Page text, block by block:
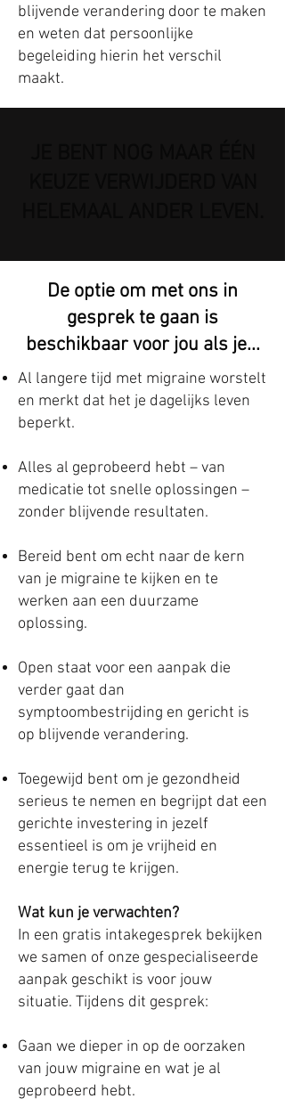
blijvende verandering door te maken
en weten dat persoonlijke
begeleiding hierin het verschil
maakt.
De optie om met ons in
gesprek te gaan is
beschikbaar voor jou als je...
Al langere tijd met migraine worstelt
en merkt dat het je dagelijks leven
beperkt.
Alles al geprobeerd hebt – van
medicatie tot snelle oplossingen –
zonder blijvende resultaten.
Bereid bent om echt naar de kern
van je migraine te kijken en te
werken aan een duurzame
oplossing.
Open staat voor een aanpak die
verder gaat dan
symptoombestrijding en gericht is
op blijvende verandering.
Toegewijd bent om je gezondheid
serieus te nemen en begrijpt dat een
gerichte investering in jezelf
essentieel is om je vrijheid en
energie terug te krijgen.
Wat kun je verwachten?
In een gratis intakegesprek bekijken
we samen of onze gespecialiseerde
aanpak geschikt is voor jouw
situatie. Tijdens dit gesprek:
Gaan we dieper in op de oorzaken
van jouw migraine en wat je al
geprobeerd hebt.